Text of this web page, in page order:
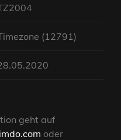
(12791)
geht auf
oder